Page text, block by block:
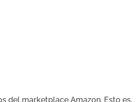
del marketplace Amazon. Esto es,